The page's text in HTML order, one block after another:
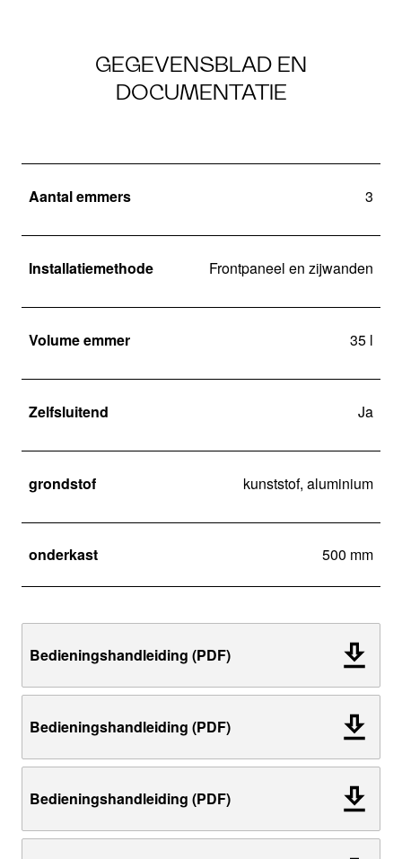
GEGEVENSBLAD EN
DOCUMENTATIE
Aantal emmers 3
Installatiemethode Frontpaneel en zijwanden
Volume emmer 35 l
Zelfsluitend Ja
grondstof kunststof, aluminium
onderkast 500 mm
Bedieningshandleiding (PDF)
Bedieningshandleiding (PDF)
Bedieningshandleiding (PDF)